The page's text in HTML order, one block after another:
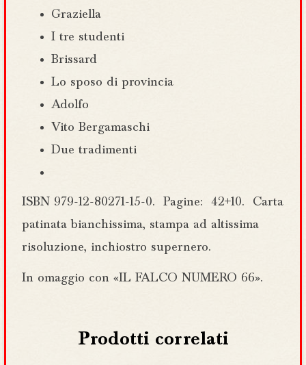
Graziella
I tre studenti
Brissard
Lo sposo di provincia
Adolfo
Vito Bergamaschi
Due tradimenti
ISBN 979-12-80271-15-0. Pagine: 42+10. Carta
patinata bianchissima, stampa ad altissima
risoluzione, inchiostro supernero.
In omaggio con «IL FALCO NUMERO 66».
Prodotti correlati